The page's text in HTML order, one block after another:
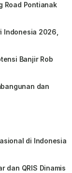
Road Pontianak
Indonesia 2026,
Banjir Rob
dan
di Indonesia
dan QRIS Dinamis